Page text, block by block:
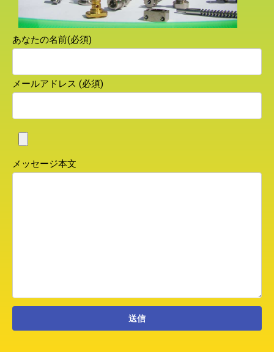
あなたの名前(必須)
メールアドレス (必須)
メッセージ本文